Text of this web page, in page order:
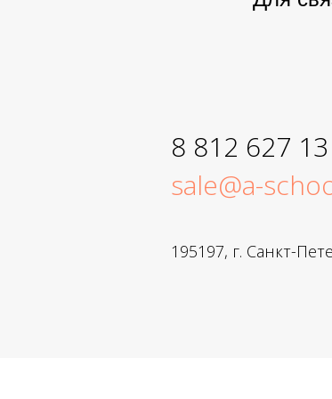
8 812 627
sale@a-
195197, г. Санкт-